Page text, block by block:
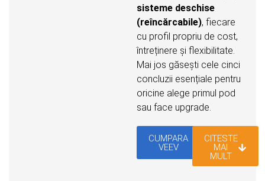
sisteme deschise
(reîncărcabile), fiecare
cu profil propriu de cost,
întreținere și flexibilitate.
Mai jos găsești cele cinci
concluzii esențiale pentru
oricine alege primul pod
sau face upgrade.
CUMPARA
VEEV
CITESTE
MAI
MULT